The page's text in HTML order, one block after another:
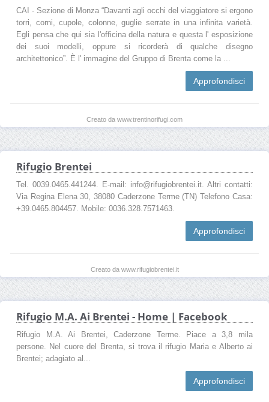
CAI - Sezione di Monza “Davanti agli occhi del viaggiatore si ergono
torri, corni, cupole, colonne, guglie serrate in una infinita varietà.
Egli pensa che qui sia l'officina della natura e questa l' esposizione
dei suoi modelli, oppure si ricorderà di qualche disegno
architettonico”. È l' immagine del Gruppo di Brenta come la ...
Approfondisci
Creato da www.trentinorifugi.com
Rifugio Brentei
Tel. 0039.0465.441244. E-mail: info@rifugiobrentei.it. Altri contatti:
Via Regina Elena 30, 38080 Caderzone Terme (TN) Telefono Casa:
+39.0465.804457. Mobile: 0036.328.7571463.
Approfondisci
Creato da www.rifugiobrentei.it
Rifugio M.A. Ai Brentei - Home | Facebook
Rifugio M.A. Ai Brentei, Caderzone Terme. Piace a 3,8 mila
persone. Nel cuore del Brenta, si trova il rifugio Maria e Alberto ai
Brentei; adagiato al...
Approfondisci